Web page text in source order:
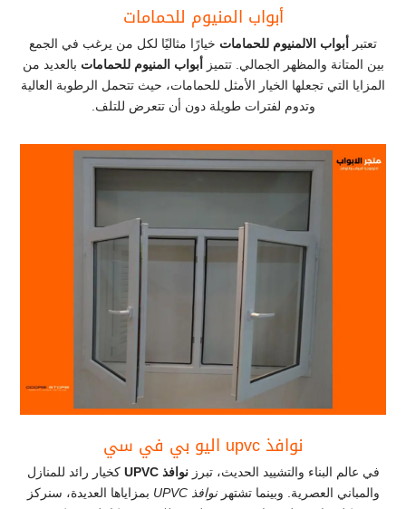
أبواب المنيوم للحمامات
تعتبر أبواب الالمنيوم للحمامات خيارًا مثاليًا لكل من يرغب في الجمع
بين المتانة والمظهر الجمالي. تتميز
أبواب المنيوم للحمامات بالعديد من
المزايا التي تجعلها الخيار الأمثل للحمامات، حيث تتحمل الرطوبة العالية
وتدوم لفترات طويلة دون أن تتعرض للتلف.
نوافذ upvc اليو بي في سي
في عالم البناء والتشييد الحديث، تبرزنوافذUPVC كخيار رائد للمنازل
والمباني العصرية. وبينما تشتهرنوافذUPVC بمزاياها العديدة، سنركز